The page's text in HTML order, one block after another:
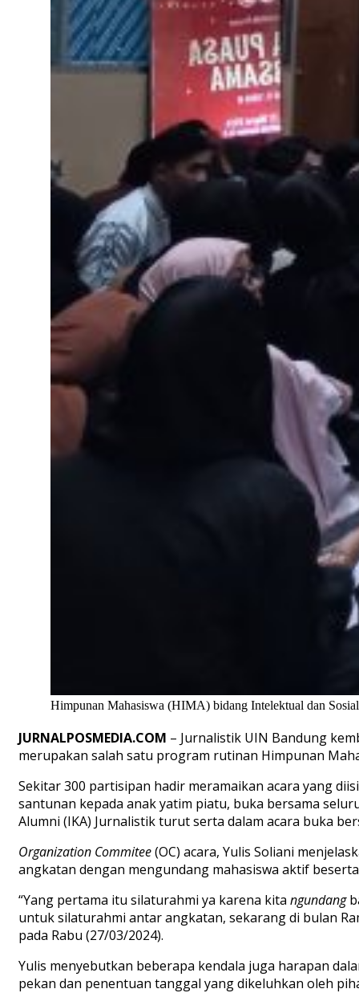
Himpunan Mahasiswa (HIMA) bidang Intelektual dan
JURNALPOSMEDIA.COM – Jurnalistik UIN Bandung
merupakan salah satu program rutinan Himpunan
Sekitar 300 partisipan hadir meramaikan acara yang
santunan kepada anak yatim piatu, buka bersama
Alumni (IKA) Jurnalistik turutserta dalam acara buka
Organization Commitee(OC) acara, Yulis Soliani
angkatan dengan mengundang mahasiswa aktif
“Yang pertama itu silaturahmi ya karena kita ngundang
untuksilaturahmi antar angkatan, sekarang di bulan
pada Rabu (27/03/2024).
Yulis menyebutkan beberapa kendala juga harapan
pekan dan penentuan tanggal yang dikeluhkan oleh